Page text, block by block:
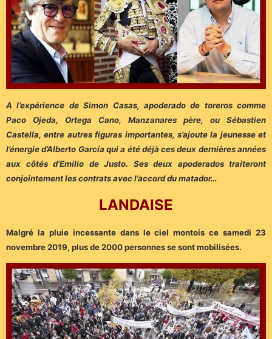
A l’expérience de Simon Casas, apoderado de toreros comme
Paco Ojeda, Ortega Cano, Manzanares père, ou Sébastien
Castella, entre autres figuras importantes, s’ajoute la jeunesse et
l’énergie d’Alberto García qui a été déjà ces deux dernières années
aux côtés d’Emilio de Justo. Ses deux apoderados traiteront
conjointement les contrats avec l’accord du matador…
LANDAISE
Malgré la pluie incessante dans le ciel montois ce samedi 23
novembre 2019, plus de 2000 personnes se sont mobilisées.